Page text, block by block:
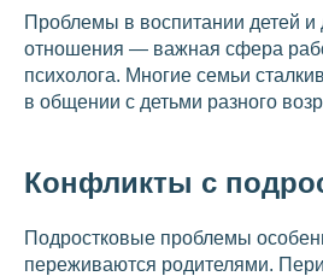
Проблемы в воспитании детей и
отношения — важная сфера
психолога. Многие семьи
в общении с детьми разного
Конфликты с
Подростковые проблемы
переживаются родителями.